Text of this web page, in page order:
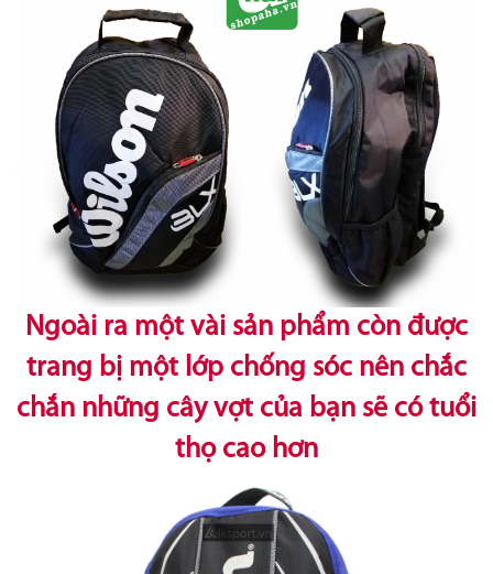
Ngoài ra một vài sản phẩm còn được
trang bị một lớp chống sóc nên chắc
chắn những cây vợt của bạn sẽ có tuổi
thọ cao hơn